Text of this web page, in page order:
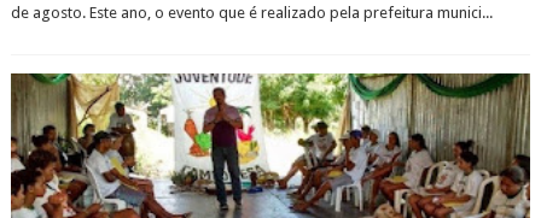
de agosto. Este ano, o evento que é realizado pela prefeitura munici...